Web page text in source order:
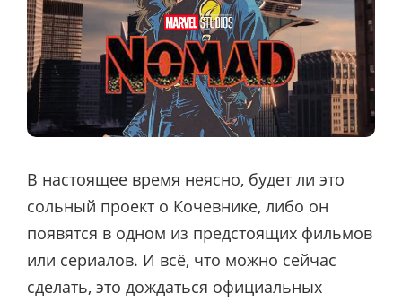
В настоящее время неясно, будет ли это
сольный проект о Кочевнике, либо он
появятся в одном из предстоящих фильмов
или сериалов. И всё, что можно сейчас
сделать, это дождаться официальных